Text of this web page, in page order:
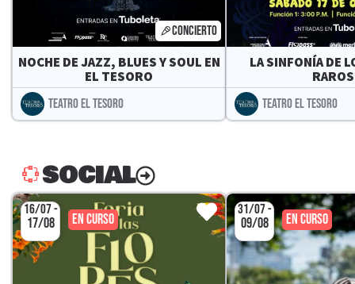
NOCHE DE JAZZ, BLUES Y SOUL EN
EL TESORO
TEATRO EL TESORO
CONCIERTO
LA SINFONÍA DE
RAROS
TEATRO EL TESORO
SOCIAL
16/07 -
17/08 EN CURSO
31/07 -
09/08 EN CURSO